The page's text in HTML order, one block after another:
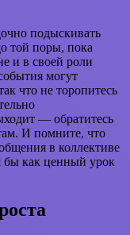
подыскивать
той поры, пока
и в своей роли
могут
что не торопитесь
— обратитесь
И помните, что
в коллективе
бы как ценный урок